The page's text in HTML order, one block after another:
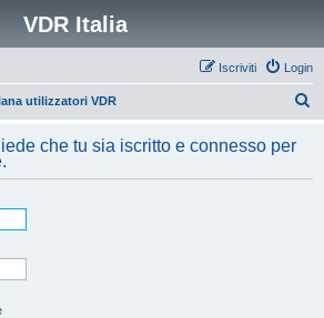
VDR Italia
Login
Iscriviti
utilizzatori VDR
c
che tu sia iscritto e connesso per